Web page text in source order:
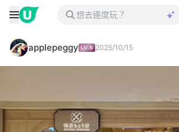
applepeggy 2025/10/15